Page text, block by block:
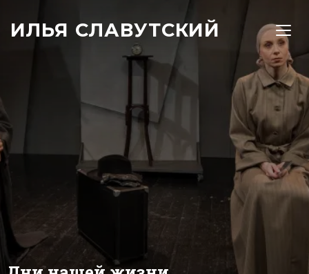
ИЛЬЯ СЛАВУТСКИЙ